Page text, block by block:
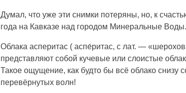
Думал, что уже эти снимки потеряны, но, к
года на Кавказе над городом Минеральные Воды.
Облака асперитас ( аспе́ритас, с лат. —
представляют собой кучевые или слоистые
Такое ощущение, как будто бы всё облако снизу
перевёрнутых волн!